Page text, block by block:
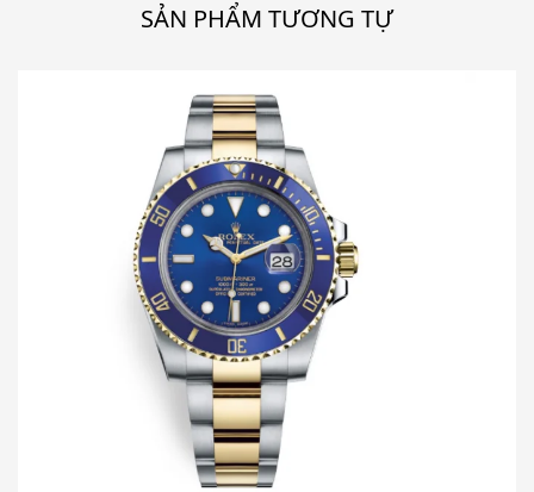
SẢN PHẨM TƯƠNG TỰ